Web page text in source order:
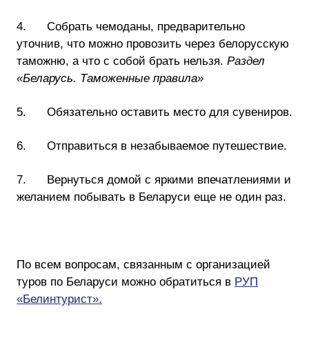
4. Собрать чемоданы, предварительно
уточнив, что можно провозить через белорусскую
таможню, а что с собой брать нельзя. Раздел
«Беларусь. Таможенные правила»
5. Обязательно оставить место для сувениров.
6. Отправиться в незабываемое путешествие.
7. Вернуться домой с яркими впечатлениями и
желанием побывать в Беларуси еще не один раз.
По всем вопросам, связанным с организацией
туров по Беларуси можно обратиться в РУП
«Белинтурист».